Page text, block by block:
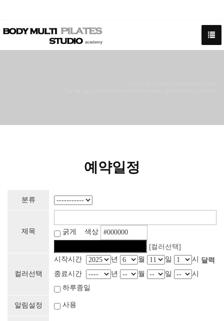
예약일정
분류
제목 굵게 색상
[컬러선택]
컬러선택
시작시간 년 월 일 시 달력
종료시간 년 월 일
시
하루종일
알림설정 사용